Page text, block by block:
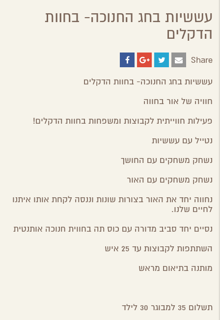
עששיות בחג החנוכה- בחוות
הדקלים
Share
עששיות בחג החנוכה- בחוות הדקלים
חוויה של אור בחווה
פעילות חווייתית לקבוצות ומשפחות בחוות הדקלים!
נטייל עם עששיות
נשחק משחקים עם החושך
נשחק משחקים עם האור
נחווה יחד את האור בצורות שונות וננסה לקחת אותו איתנו
לחיים שלנו.
נסיים יחד סביב מדורה עם כוס תה בחווית חנוכה אותנטית
השתתפות לקבוצות עד 25 איש
מותנה בתיאום מראש
תשלום 35 למבוגר 30 לילד